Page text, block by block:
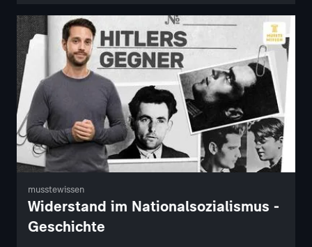
musstewissen
Widerstand im Nationalsozialismus -
Geschichte